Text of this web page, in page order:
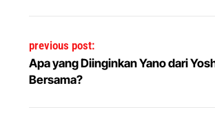
Navigasi pos
previous post:
Apa yang Diinginkan Yano dari
Bersama?